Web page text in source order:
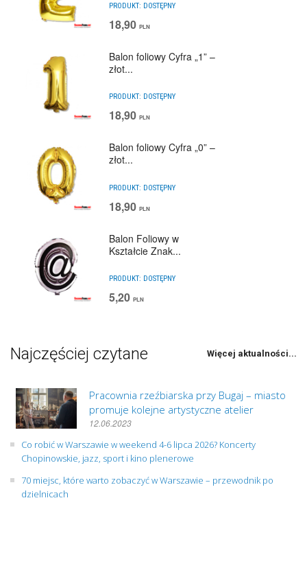
PRODUKT: DOSTĘPNY
18,90 PLN
Balon foliowy Cyfra „1” –
złot...
PRODUKT: DOSTĘPNY
18,90 PLN
Balon foliowy Cyfra „0” –
złot...
PRODUKT: DOSTĘPNY
18,90 PLN
Balon Foliowy w
Kształcie Znak...
PRODUKT: DOSTĘPNY
5,20 PLN
Najczęściej czytane Więcej aktualności...
Pracownia rzeźbiarska przy Bugaj – miasto
promuje kolejne artystyczne atelier
12.06.2023
Co robić w Warszawie w weekend 4-6 lipca 2026? Koncerty
Chopinowskie, jazz, sport i kino plenerowe
70 miejsc, które warto zobaczyć w Warszawie – przewodnik po
dzielnicach